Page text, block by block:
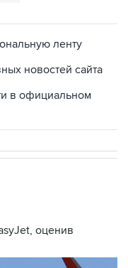
ленту
новостей сайта
в официальном
оценив